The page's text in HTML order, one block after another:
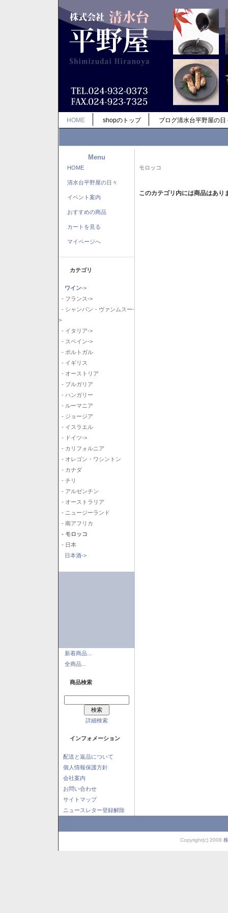
HOME shopのトップ ブログ清水台平野屋の日
Menu
HOME
清水台平野屋の日々
イベント案内
おすすめの商品
カートを見る
マイページへ
カテゴリ
ワイン->
- フランス->
- シャンパン・ヴァンムスー-
>
- イタリア->
- スペイン->
- ポルトガル
- イギリス
- オーストリア
- ブルガリア
- ハンガリー
- ルーマニア
- ジョージア
- イスラエル
- ドイツ->
- カリフォルニア
- オレゴン・ワシントン
- カナダ
- チリ
- アルゼンチン
- オーストラリア
- ニュージーランド
- 南アフリカ
- モロッコ
- 日本
日本酒->
新着商品...
全商品...
商品検索
詳細検索
インフォメーション
配送と返品について
個人情報保護方針
会社案内
お問い合わせ
サイトマップ
ニュースレター登録解除
モロッコ
このカテゴリ内には商品はあり
Copyright(c) 2008